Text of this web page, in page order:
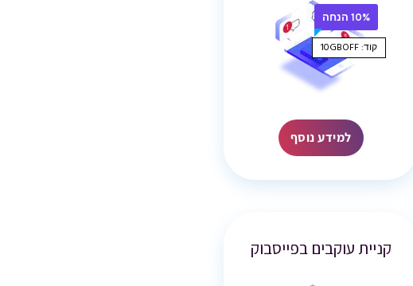
10% הנחה
קוד: 10GBOFF
למידע נוסף
קניית עוקבים בפייסבוק